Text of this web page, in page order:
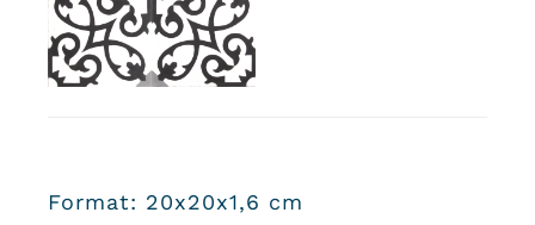
Format: 20x20x1,6 cm